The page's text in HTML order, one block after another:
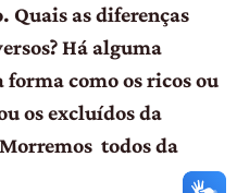
Quais as diferenças
Há alguma
como os ricos ou
os excluídos da
todos da